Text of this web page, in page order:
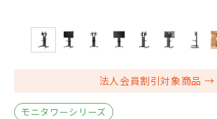
法人会員割引対象商品
モニタワーシリーズ